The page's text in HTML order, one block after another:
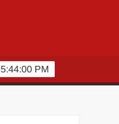
5:44:00 PM